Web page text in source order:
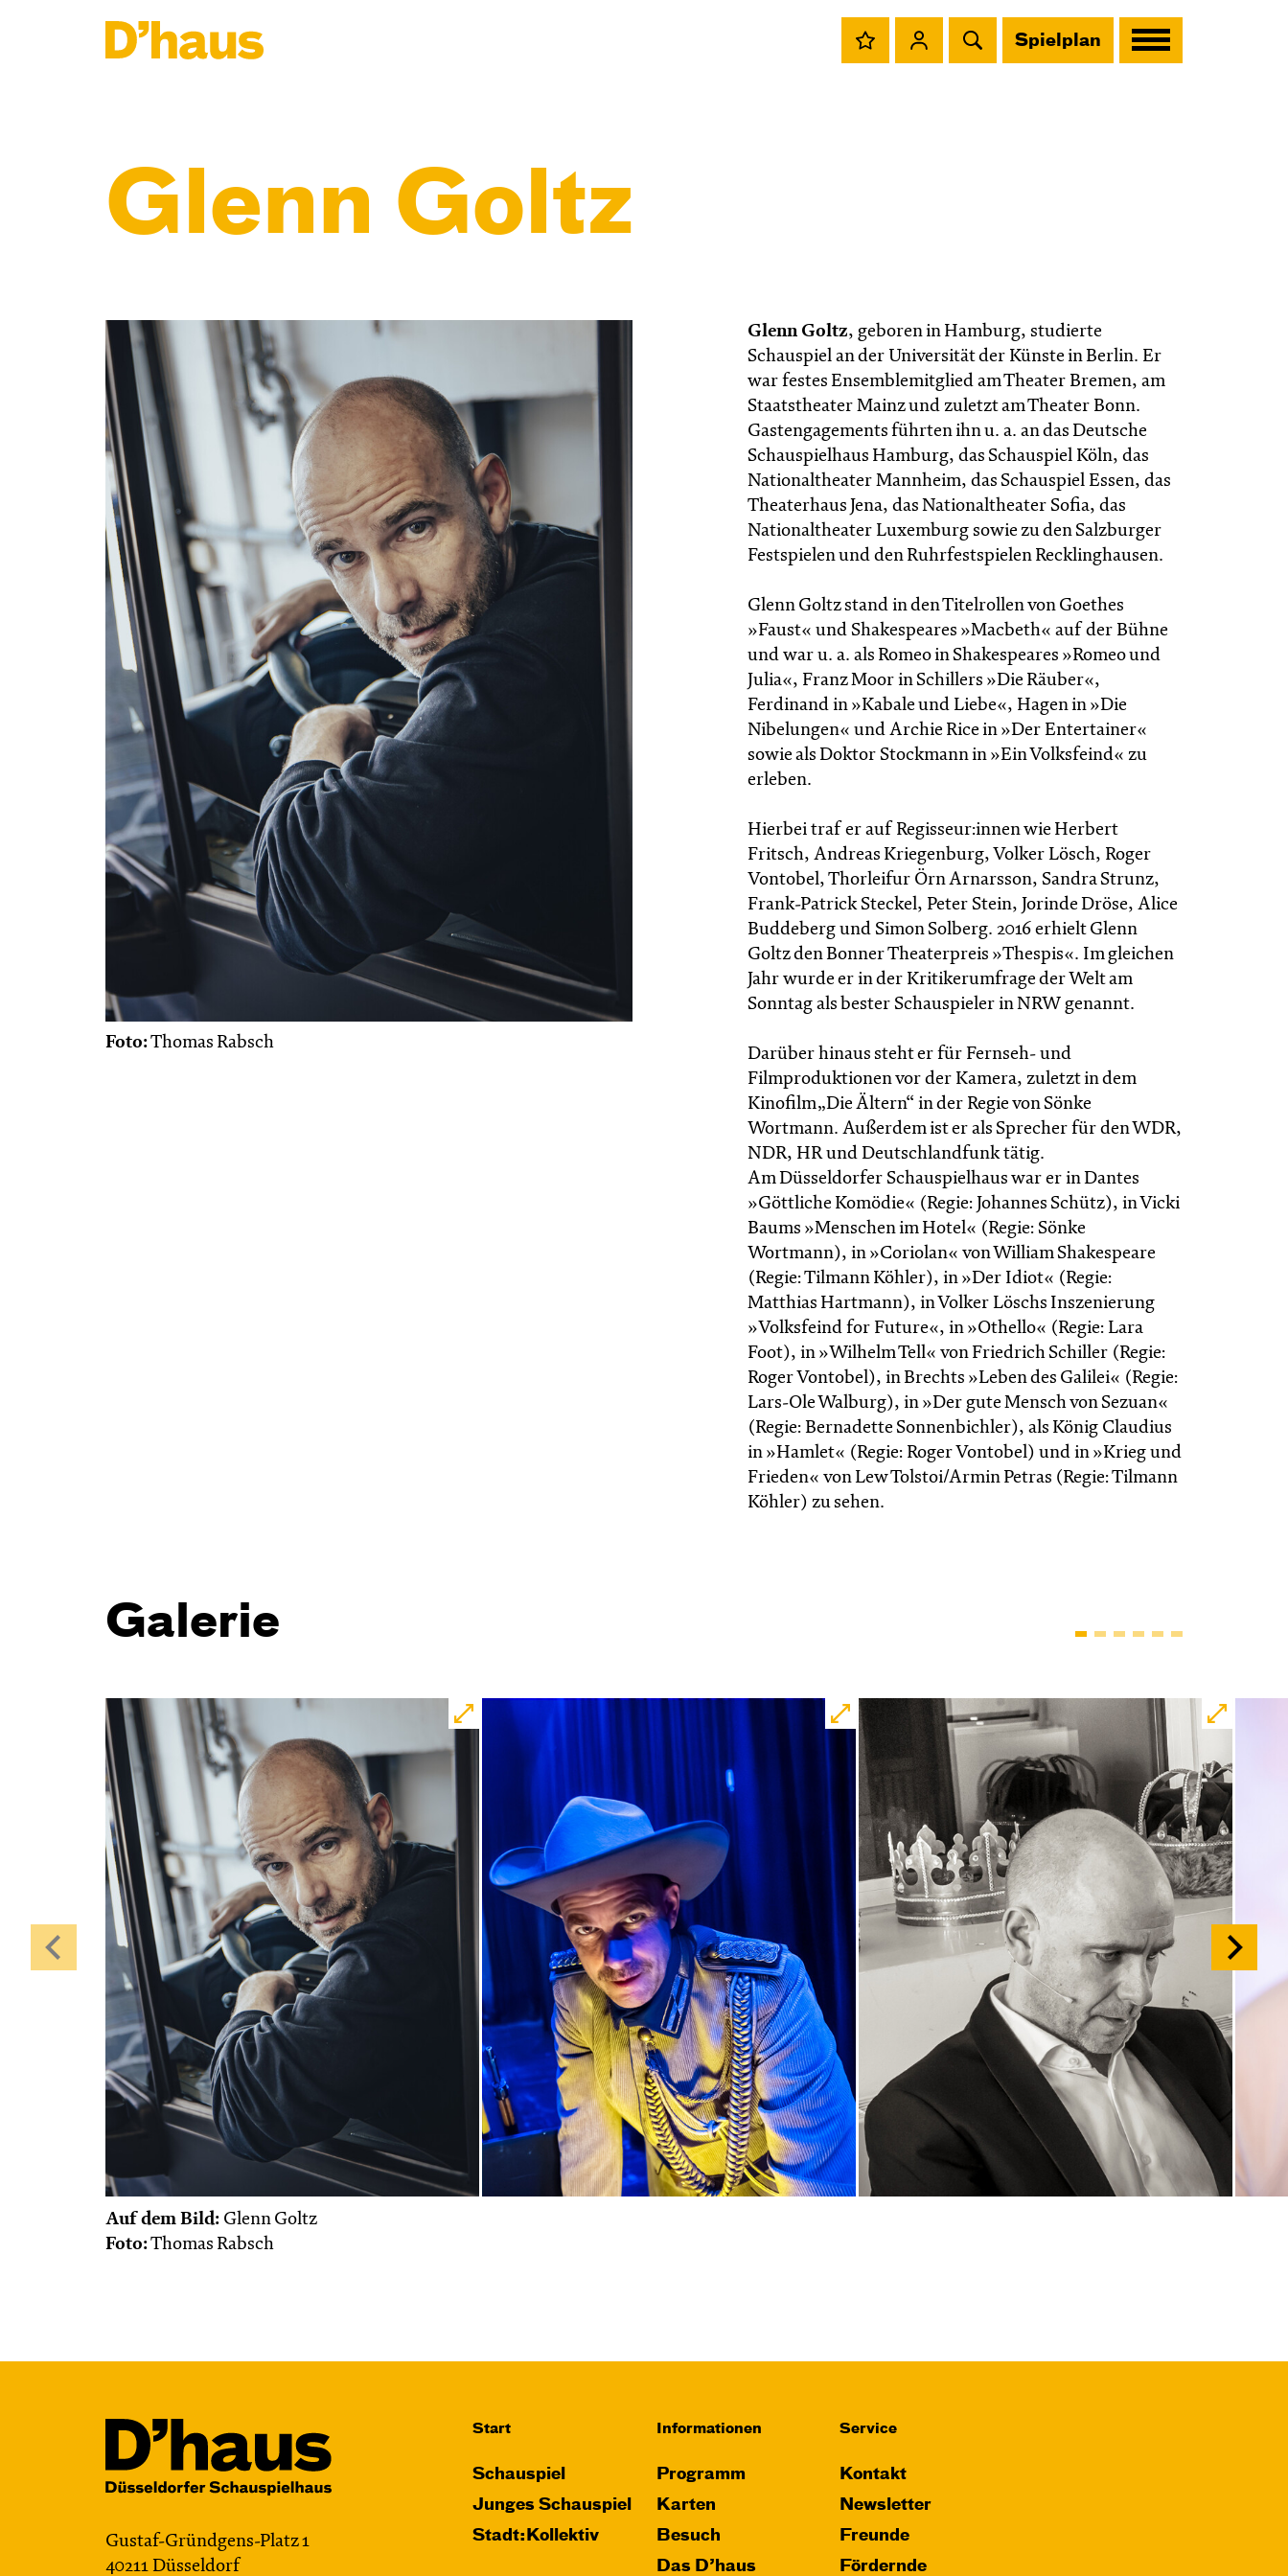
Spielplan
Glenn Goltz
Foto:Thomas Rabsch
Glenn Goltz, geboren in Hamburg, studierte
Schauspiel an der Universität der Künste in Berlin. Er
war festes Ensemblemitglied am Theater Bremen, am
Staatstheater Mainz und zuletzt am Theater Bonn.
Gastengagements führten ihn u. a. an das Deutsche
Schauspielhaus Hamburg, das Schauspiel Köln, das
Nationaltheater Mannheim, das Schauspiel Essen, das
Theaterhaus Jena, das Nationaltheater Sofia, das
Nationaltheater Luxemburg sowie zu den Salzburger
Festspielen und den Ruhrfestspielen Recklinghausen.
Glenn Goltz stand in den Titelrollen von Goethes
»Faust« und Shakespeares »Macbeth« auf der Bühne
und war u. a. als Romeo in Shakespeares »Romeo und
Julia«, Franz Moor in Schillers »Die Räuber«,
Ferdinand in »Kabale und Liebe«, Hagen in »Die
Nibelungen« und Archie Rice in »Der Entertainer«
sowie als Doktor Stockmann in »Ein Volksfeind« zu
erleben.
Hierbei traf er auf Regisseur:innen wie Herbert
Fritsch, Andreas Kriegenburg, Volker Lösch, Roger
Vontobel, Thorleifur Örn Arnarsson, Sandra Strunz,
Frank-Patrick Steckel, Peter Stein, Jorinde Dröse, Alice
Buddeberg und Simon Solberg. 2016 erhielt Glenn
Goltz den Bonner Theaterpreis »Thespis«. Im gleichen
Jahr wurde er in der Kritikerumfrage der Welt am
Sonntag als bester Schauspieler in NRW genannt.
Darüber hinaus steht er für Fernseh- und
Filmproduktionen vor der Kamera, zuletzt in dem
Kinofilm „Die Ältern“ in der Regie von Sönke
Wortmann. Außerdem ist er als Sprecher für den WDR,
NDR, HR und Deutschlandfunk tätig.
Am Düsseldorfer Schauspielhaus war er in Dantes
»Göttliche Komödie« (Regie: Johannes Schütz), in Vicki
Baums »Menschen im Hotel« (Regie: Sönke
Wortmann), in »Coriolan« von William Shakespeare
(Regie: Tilmann Köhler), in »Der Idiot« (Regie:
Matthias Hartmann), in Volker Löschs Inszenierung
»Volksfeind for Future«, in »Othello« (Regie: Lara
Foot), in »Wilhelm Tell« von Friedrich Schiller (Regie:
Roger Vontobel), in Brechts »Leben des Galilei« (Regie:
Lars-Ole Walburg), in »Der gute Mensch von Sezuan«
(Regie: Bernadette Sonnenbichler), als König Claudius
in »Hamlet« (Regie: Roger Vontobel) und in »Krieg und
Frieden« von Lew Tolstoi/Armin Petras (Regie: Tilmann
Köhler) zu sehen.
Galerie
Auf dem Bild: Glenn Goltz
Foto:Thomas Rabsch
Gustaf-Gründgens-Platz 1
40211 Düsseldorf
Start
Schauspiel
Junges Schauspiel
Stadt:Kollektiv
Informationen
Programm
Karten
Besuch
Das D’haus
Service
Kontakt
Newsletter
Freunde
Fördernde